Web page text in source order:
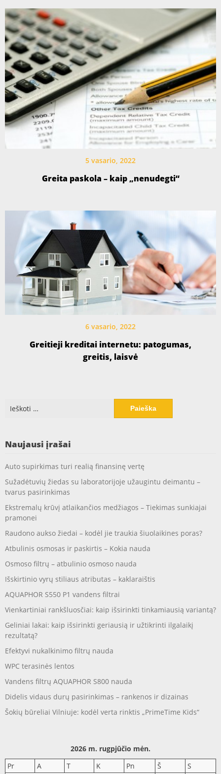
5 vasario, 2022
Greita paskola – kaip „nenudegti“
6 vasario, 2022
Greitieji kreditai internetu: patogumas,
greitis, laisvė
Naujausi įrašai
Auto supirkimas turi realią finansinę vertę
Sužadėtuvių žiedas su laboratorijoje užaugintu deimantu –
tvarus pasirinkimas
Ekstremalų krūvį atlaikančios medžiagos – Tiekimas sunkiajai
pramonei
Raudono aukso žiedai – kodėl jie traukia šiuolaikines poras?
Atbulinis osmosas ir paskirtis – Kokia nauda
Osmoso filtrų – atbulinio osmoso nauda
Išskirtinio vyrų stiliaus atributas – kaklaraištis
AQUAPHOR S550 P1 vandens filtrai
Vienkartiniai rankšluosčiai: kaip išsirinkti tinkamiausią variantą?
Geliniai lakai: kaip išsirinkti geriausią ir užtikrinti ilgalaikį
rezultatą?
Efektyvi nukalkinimo filtrų nauda
WPC terasinės lentos
Vandens filtrų AQUAPHOR S800 nauda
Didelis vidaus durų pasirinkimas – rankenos ir dizainas
Šokių būreliai Vilniuje: kodėl verta rinktis „PrimeTime Kids“
2026 m. rugpjūčio mėn.
Pr
A T K Pn Š
S